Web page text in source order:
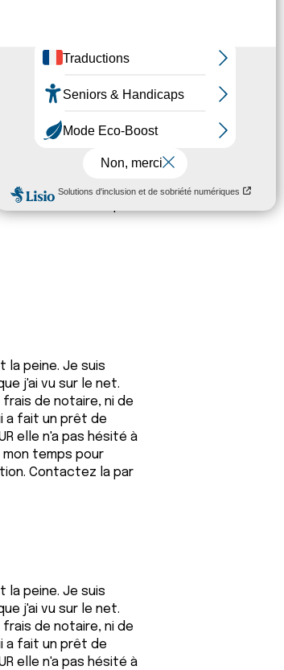
la peine. Je suis
j'ai vu sur le net.
frais de notaire, ni de
a fait un prêt de
elle n'a pas hésité à
temps pour
Contactez la par
la peine. Je suis
j'ai vu sur le net.
frais de notaire, ni de
a fait un prêt de
elle n'a pas hésité à
temps pour
Contactez la par
la peine. Je suis
j'ai vu sur le net.
frais de notaire, ni de
a fait un prêt de
elle n'a pas hésité à